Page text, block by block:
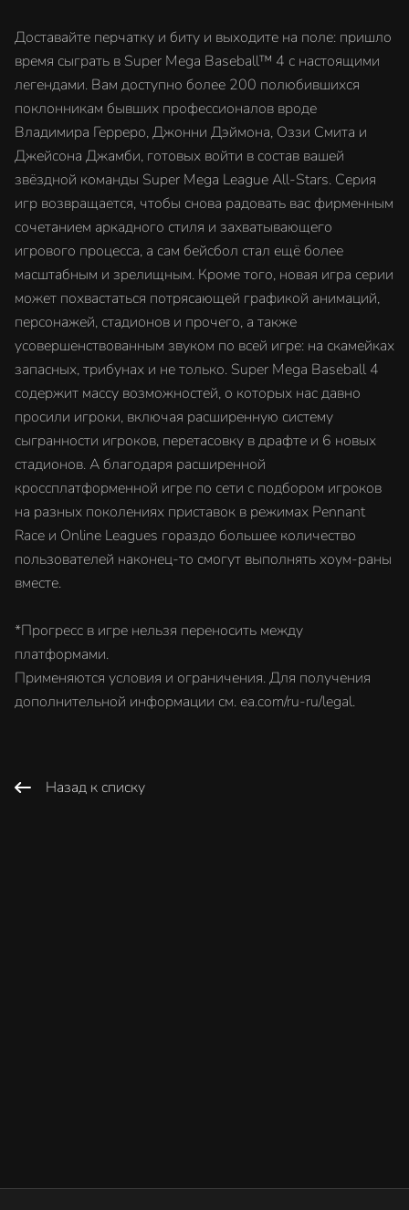
Доставайте перчатку и биту и выходите на поле: пришло
время сыграть в Super Mega Baseball™ 4 с настоящими
легендами. Вам доступно более 200 полюбившихся
поклонникам бывших профессионалов вроде
Владимира Герреро, Джонни Дэймона, Оззи Смита и
Джейсона Джамби, готовых войти в состав вашей
звёздной команды Super Mega League All-Stars. Серия
игр возвращается, чтобы снова радовать вас фирменным
сочетанием аркадного стиля и захватывающего
игрового процесса, а сам бейсбол стал ещё более
масштабным и зрелищным. Кроме того, новая игра серии
может похвастаться потрясающей графикой анимаций,
персонажей, стадионов и прочего, а также
усовершенствованным звуком по всей игре: на скамейках
запасных, трибунах и не только. Super Mega Baseball 4
содержит массу возможностей, о которых нас давно
просили игроки, включая расширенную систему
сыгранности игроков, перетасовку в драфте и 6 новых
стадионов. А благодаря расширенной
кроссплатформенной игре по сети с подбором игроков
на разных поколениях приставок в режимах Pennant
Race и Online Leagues гораздо большее количество
пользователей наконец-то смогут выполнять хоум-раны
вместе.
*Прогресс в игре нельзя переносить между
платформами.
Применяются условия и ограничения. Для получения
дополнительной информации см. ea.com/ru-ru/legal.
Назад к списку